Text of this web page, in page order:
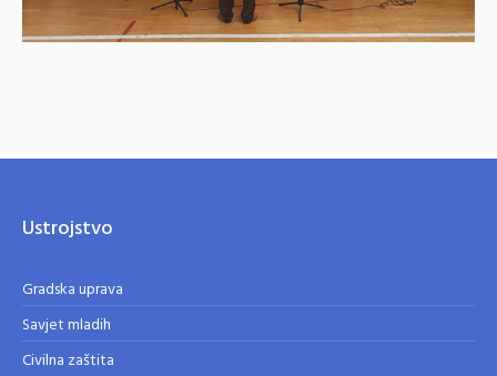
Ustrojstvo
Gradska uprava
Savjet mladih
Civilna zaštita